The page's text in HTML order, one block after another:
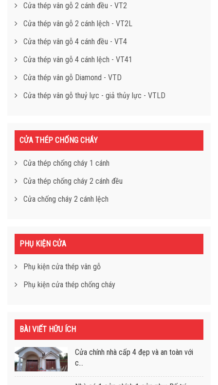
Cửa thép vân gỗ 2 cánh đều - VT2
Cửa thép vân gỗ 2 cánh lệch - VT2L
Cửa thép vân gỗ 4 cánh đều - VT4
Cửa thép vân gỗ 4 cánh lệch - VT41
Cửa thép vân gỗ Diamond - VTD
Cửa thép vân gỗ thuỷ lực - giả thủy lực - VTLD
CỬA THÉP CHỐNG CHÁY
Cửa thép chống cháy 1 cánh
Cửa thép chống cháy 2 cánh đều
Cửa chống cháy 2 cánh lệch
PHỤ KIỆN CỬA
Phụ kiện cửa thép vân gỗ
Phụ kiện cửa thép chống cháy
BÀI VIẾT HỮU ÍCH
Cửa chính nhà cấp 4 đẹp và an toàn với
c...